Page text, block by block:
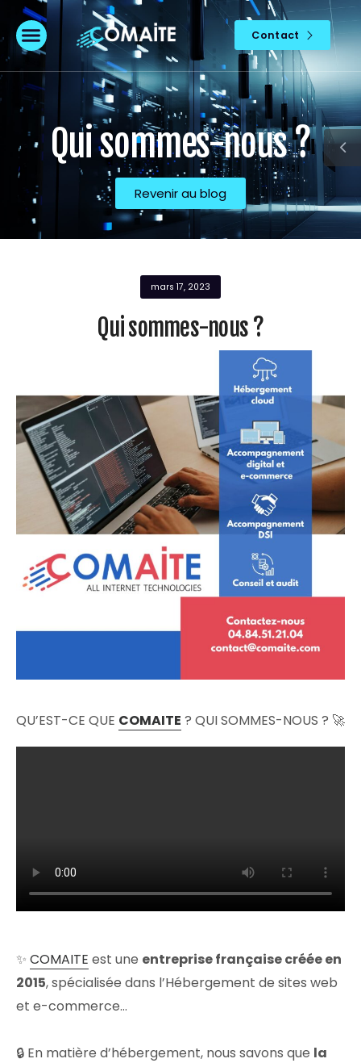
Contact
Qui sommes-nous ?
Revenir au blog
mars 17, 2023
Qui sommes-nous ?
QU’EST-CE QUE COMAITE ? QUI SOMMES-NOUS ? 🚀
✨ COMAITE est une entreprise française créée en
2015, spécialisée dans l’Hébergement de sites web
et e-commerce…
🔒 En matière d’hébergement, nous savons que la